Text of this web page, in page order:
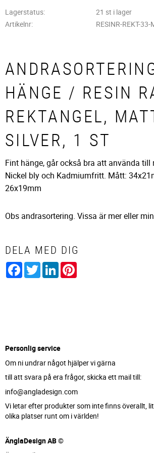
Lagerstatus
21 st i lager
Artikelnr
RESINR-REKT-
HÄNGE / RESIN
REKTANGEL,
SILVER, 1 ST
Fint hänge, går också bra att använda till
Nickel bly och Kadmiumfritt. Mått:
26x19mm
Obs andrasortering. Vissa är mer eller
DELA MED DIG
Facebook
TwitterLinkedIn
Personlig service
Om ni undrar något hjälper vi gärna
till att svara på era frågor, skicka ett mail till:
info@angladesign.com
Vi letar efter produkter som inte finns överallt,
olika platser runt om i världen!
ÄnglaDesign AB ©